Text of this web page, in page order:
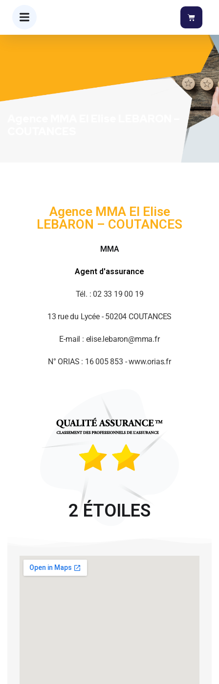
Agence MMA EI Elise
LEBARON – COUTANCES
MMA
Agent d'assurance
Tél. : 02 33 19 00 19
13 rue du Lycée - 50204 COUTANCES
E-mail : elise.lebaron@mma.fr
N° ORIAS : 16 005 853 - www.orias.fr
2 ÉTOILES